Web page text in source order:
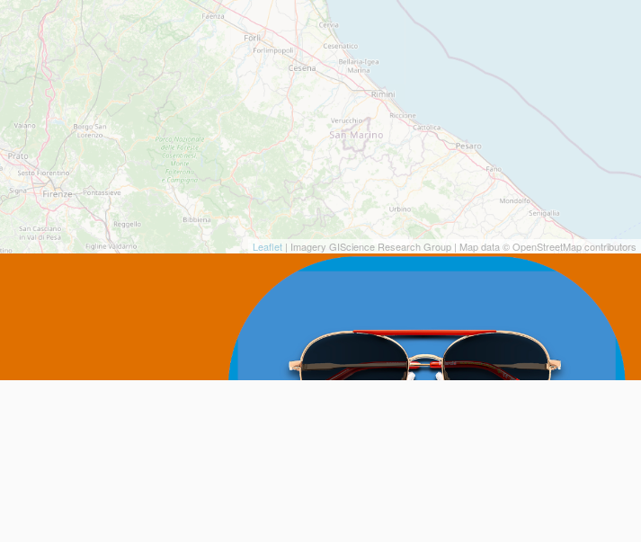
Leaflet | Imagery GIScience Research Group | Map data © OpenStreetMap contributors